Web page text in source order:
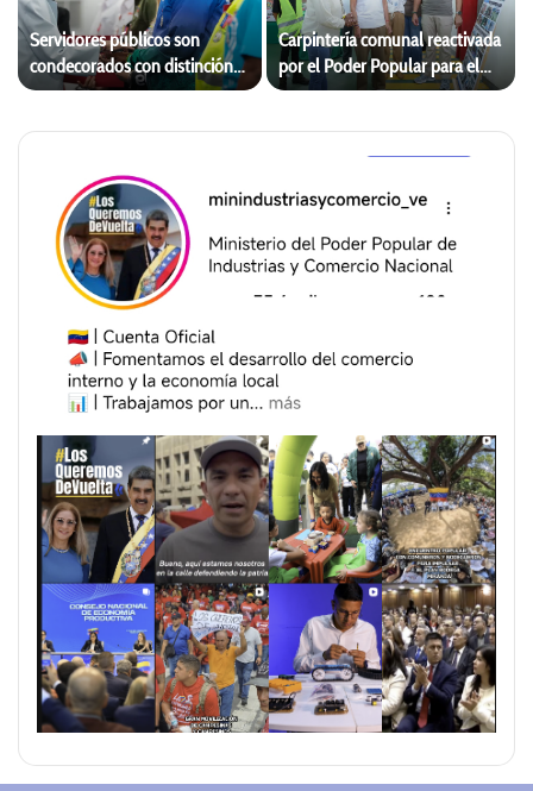
Servidores públicos son
condecorados con distinción
“Héroes y Heroínas de
Carpintería comunal reactivada
por el Poder Popular para el
Plan Venezuela Renace